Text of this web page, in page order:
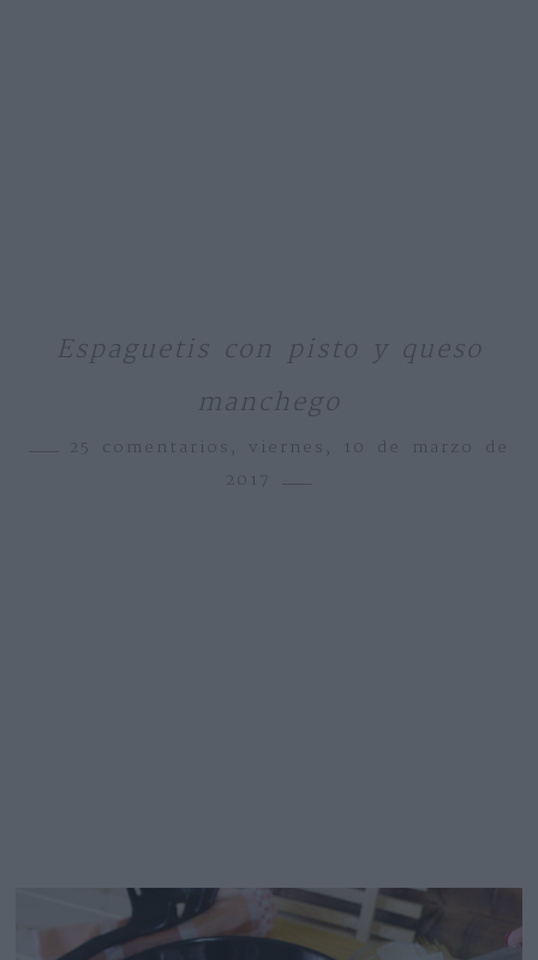
Espaguetis con pisto y queso
manchego
25 comentarios, viernes, 10 de marzo de
2017